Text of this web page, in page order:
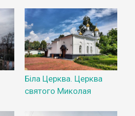
Біла Церква. Церква
святого Миколая